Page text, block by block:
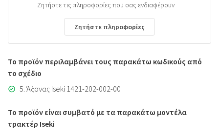
Ζητήστε τις πληροφορίες που σας ενδιαφέρουν
Ζητήστε πληροφορίες
Το προϊόν περιλαμβάνει τους παρακάτω κωδικούς από
το σχέδιο
5. Άξονας Iseki 1421-202-002-00
Το προϊόν είναι συμβατό με τα παρακάτω μοντέλα
τρακτέρ Iseki